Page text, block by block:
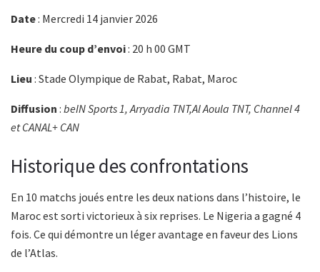
Date: Mercredi 14 janvier 2026
Heure du coup d’envoi: 20 h 00 GMT
Lieu : Stade Olympique de Rabat, Rabat, Maroc
Diffusion : beIN Sports 1, Arryadia TNT,Al Aoula TNT, Channel 4
et CANAL+ CAN
Historique des confrontations
En 10 matchs joués entre les deux nations dans l’histoire, le
Maroc est sorti victorieux à six reprises. Le Nigeria a gagné 4
fois. Ce qui démontre un léger avantage en faveur des Lions
de l’Atlas.